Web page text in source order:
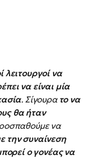
λειτουργοί να
να είναι μία
. Σίγουρα το να
θα ήταν
να
την συναίνεση
ο γονέας να